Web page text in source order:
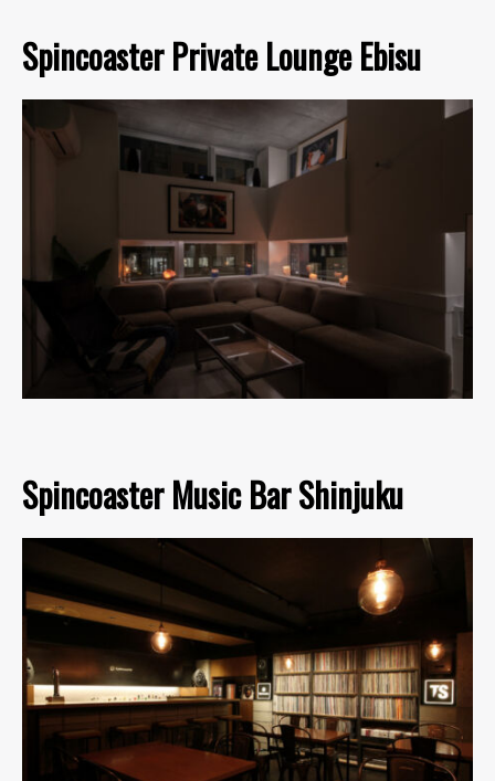
Spincoaster Private Lounge Ebisu
Spincoaster Music Bar Shinjuku